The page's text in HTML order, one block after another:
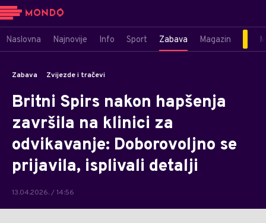
Naslovna Najnovije Info Sport Zabava Magazin
Zabava Zvijezde i tračevi
Britni Spirs nakon hapšenja
završila na klinici za
odvikavanje: Doborovoljno se
prijavila, isplivali detalji
13.04.2026. / 14:56